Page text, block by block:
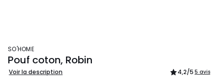
SO'HOME
Pouf coton, Robin
Voir la description 4,2/5 5 avis